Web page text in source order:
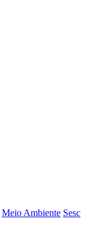
Meio Ambiente Sesc